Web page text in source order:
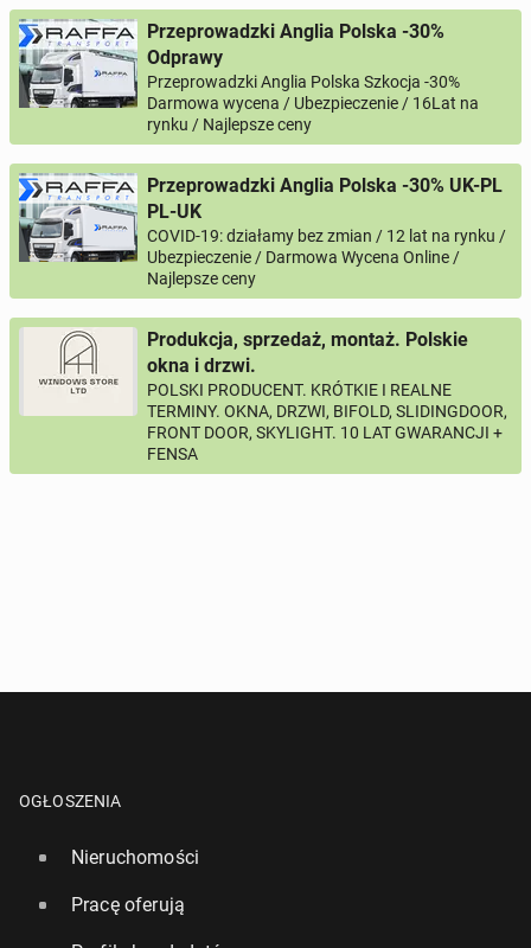
0 / 1000
Imię i nazwisko
Twój email
Twój telefon
Numer telefon wg wzoru NR KIERUNKOWY KRAJU
+44 7123456789 +48 221234567
Pytanie aktywujące
Przeprowadzki Anglia Polska -30%
Odprawy
Przeprowadzki Anglia Polska Szkocja -30%
Darmowa wycena / Ubezpieczenie / 16Lat na
rynku / Najlepsze ceny
Przeprowadzki Anglia Polska -30% UK-PL
PL-UK
COVID-19: działamy bez zmian / 12 lat na rynku /
Ubezpieczenie / Darmowa Wycena Online /
Najlepsze ceny
Produkcja, sprzedaż, montaż. Polskie
okna i drzwi.
POLSKI PRODUCENT. KRÓTKIE I REALNE
TERMINY. OKNA, DRZWI, BIFOLD, SLIDINGDOOR,
FRONT DOOR, SKYLIGHT. 10 LAT GWARANCJI +
FENSA
OGŁOSZENIA
Nieruchomości
Pracę oferują